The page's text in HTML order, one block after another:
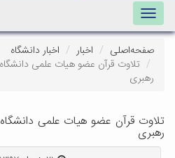
Toggle navigation
صفحه‌اصلی اخبار
اخبار دانشگاه
تلاوت قرآن عضو هیات علمی
رهبری
تلاوت قرآن عضو هیات علمی
رهبری